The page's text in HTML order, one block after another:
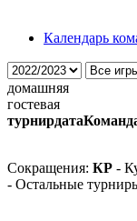
Календарь
домашняя
гостевая
турнирдата
Сокращения: КР -
- Остальные